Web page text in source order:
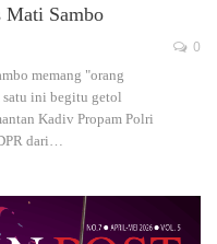
Mati Sambo
0
memang "orang
satu ini begitu getol
Kadiv Propam Polri
dari